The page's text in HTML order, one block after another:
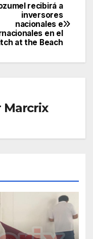
recibirá a
inversores
nacionales e
en el
at the Beach
Marcrix